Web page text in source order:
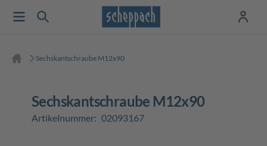
Sechskantschraube M12x90
Sechskantschraube M12x90
Artikelnummer: 02093167